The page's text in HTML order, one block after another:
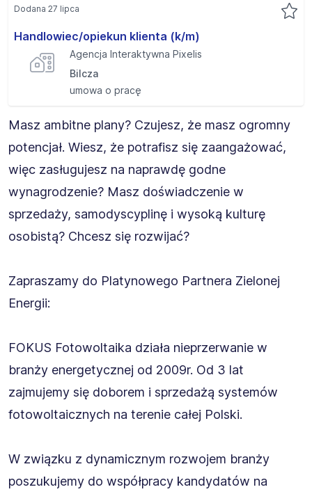
Handlowiec/opiekun klienta (k/m)
Agencja Interaktywna Pixelis
Bilcza
umowa o pracę
Dodana 27 lipca
Masz ambitne plany? Czujesz, że masz ogromny
potencjał. Wiesz, że potrafisz się zaangażować,
więc zasługujesz na naprawdę godne
wynagrodzenie? Masz doświadczenie w
sprzedaży, samodyscyplinę i wysoką kulturę
osobistą? Chcesz się rozwijać?
Zapraszamy do Platynowego Partnera Zielonej
Energii:
FOKUS Fotowoltaika działa nieprzerwanie w
branży energetycznej od 2009r. Od 3 lat
zajmujemy się doborem i sprzedażą systemów
fotowoltaicznych na terenie całej Polski.
W związku z dynamicznym rozwojem branży
poszukujemy do współpracy kandydatów na